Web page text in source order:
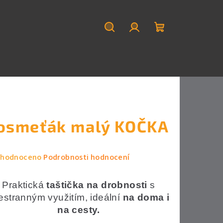
malý KOČKA
Podrobnosti hodnocení
Praktickátaštička na drobnosti s
využitím, ideální na doma i
na cesty.